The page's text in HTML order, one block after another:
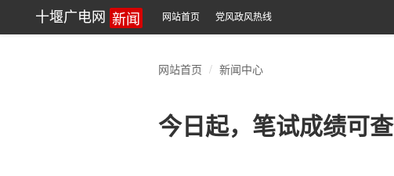
十堰广电网 新闻 网站首页 党风政风热线
网站首页 新闻中心
今日起，笔试成绩可查